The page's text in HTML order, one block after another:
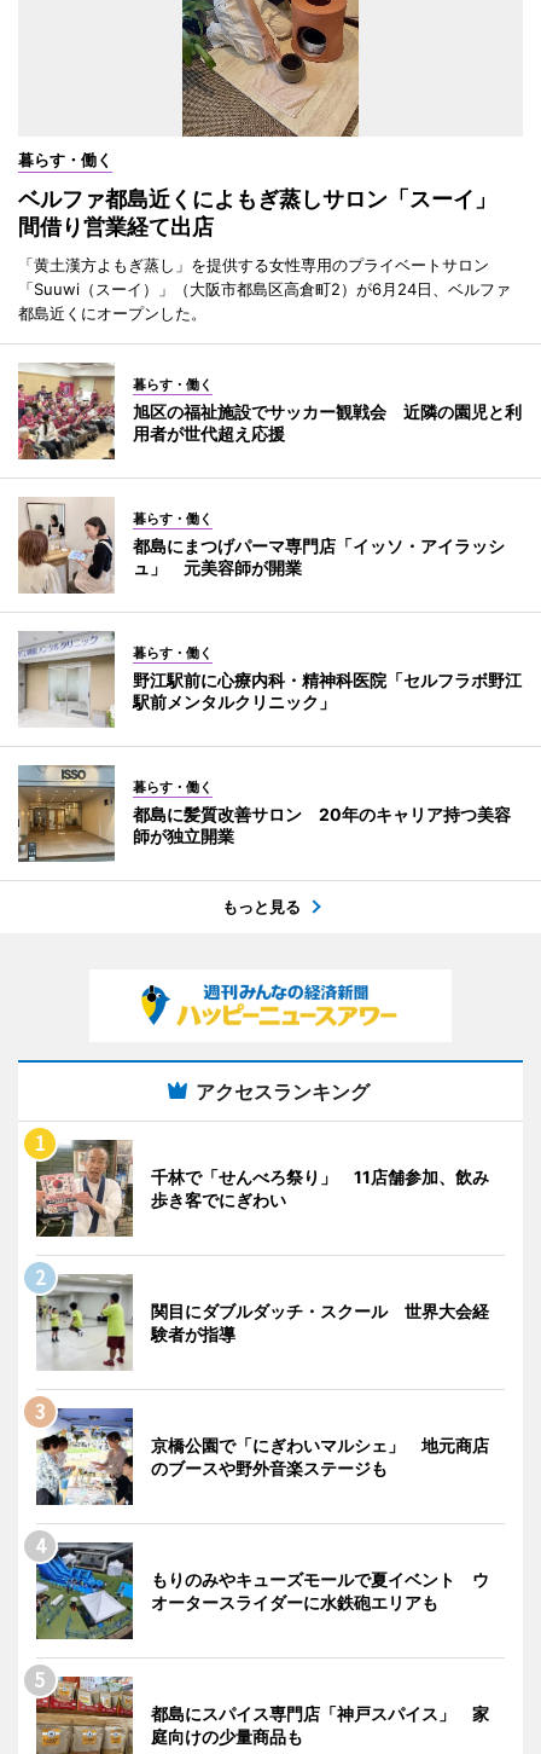
暮らす・働く
ベルファ都島近くによもぎ蒸しサロン「スーイ」
間借り営業経て出店
「黄土漢方よもぎ蒸し」を提供する女性専用のプライベートサロン
「Suuwi（スーイ）」（大阪市都島区高倉町2）が6月24日、ベルファ
都島近くにオープンした。
暮らす・働く
旭区の福祉施設でサッカー観戦会 近隣の園児と利
用者が世代超え応援
暮らす・働く
都島にまつげパーマ専門店「イッソ・アイラッシ
ュ」 元美容師が開業
暮らす・働く
野江駅前に心療内科・精神科医院「セルフラボ野江
駅前メンタルクリニック」
暮らす・働く
都島に髪質改善サロン 20年のキャリア持つ美容
師が独立開業
もっと見る
アクセスランキング
千林で「せんべろ祭り」 11店舗参加、飲み
歩き客でにぎわい
関目にダブルダッチ・スクール 世界大会経
験者が指導
京橋公園で「にぎわいマルシェ」 地元商店
のブースや野外音楽ステージも
もりのみやキューズモールで夏イベント ウ
オータースライダーに水鉄砲エリアも
都島にスパイス専門店「神戸スパイス」 家
庭向けの少量商品も